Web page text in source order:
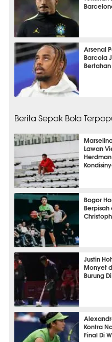
20 menit 45 detik lalu
Arsenal
Barcola
Bertahan
Berita Sepak Bola
Lawan
SEPAK BOLA
Bogor
BASKET
Justin
Monyet
Burung
BADMINTON
Kontra
Final Di